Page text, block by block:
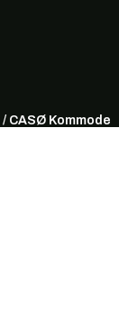
/ CASØ Kommode